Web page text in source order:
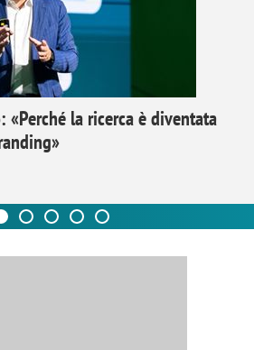
«Perché la ricerca è diventata